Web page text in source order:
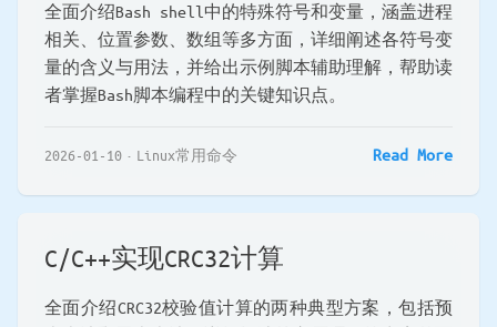
全面介绍Bash shell中的特殊符号和变量，涵盖进程
相关、位置参数、数组等多方面，详细阐述各符号变
量的含义与用法，并给出示例脚本辅助理解，帮助读
者掌握Bash脚本编程中的关键知识点。
2026-01-10 Linux常用命令 Read More
C/C++实现CRC32计算
全面介绍CRC32校验值计算的两种典型方案，包括预